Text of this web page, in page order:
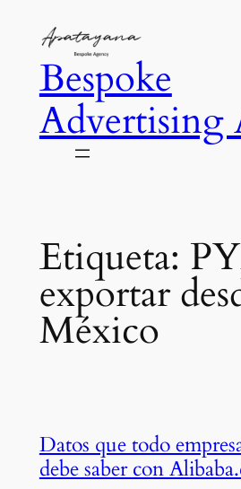
contenido
Bespoke
Advertising
Etiqueta:
exportar
México
Datos que todo
debe saber con